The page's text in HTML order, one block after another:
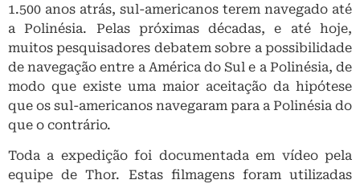
1.500 anos atrás, sul-americanos terem navegado até
a Polinésia. Pelas próximas décadas, e até hoje,
muitos pesquisadores debatem sobre a possibilidade
de navegação entre a América do Sul e a Polinésia, de
modo que existe uma maior aceitação da hipótese
que os sul-americanos navegaram para a Polinésia do
que o contrário.
Toda a expedição foi documentada em vídeo pela
equipe de Thor. Estas filmagens foram utilizadas